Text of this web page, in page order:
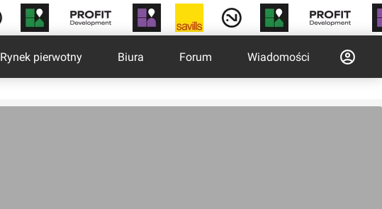
Rynek pierwotny Biura Forum Wiadomości